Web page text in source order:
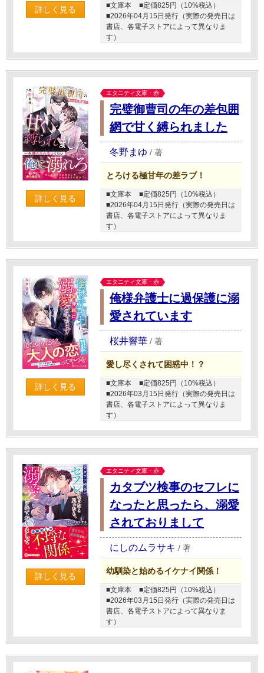
詳しく見る ■文庫本
■定価825円（10%税込）
■2026年04月15日発行（実際の発売日は
書店、各電子ストアによって異なりま
す）
詳しく見る
エタニティ文庫・赤
完璧御曹司の年の差包囲
網で甘く縛られました
冬野まゆ / 著
とろける極甘年の差ラブ！
■文庫本
■定価825円（10%税込）
■2026年04月15日発行（実際の発売日は
書店、各電子ストアによって異なりま
す）
詳しく見る
エタニティ文庫・赤
俺様弁護士に過保護に溺
愛されています
桜井響華 / 著
愛し尽くされて困惑中！？
■文庫本
■定価825円（10%税込）
■2026年03月15日発行（実際の発売日は
書店、各電子ストアによって異なりま
す）
詳しく見る
エタニティ文庫・赤
カタブツ検事のセフレに
なったと思ったら、溺愛
されておりまして
にしのムラサキ / 著
幼馴染と始めるイケナイ関係！
■文庫本
■定価825円（10%税込）
■2026年03月15日発行（実際の発売日は
書店、各電子ストアによって異なりま
す）